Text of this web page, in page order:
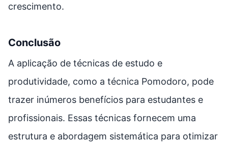
crescimento.
Conclusão
A aplicação de técnicas de estudo e
produtividade, como a técnica Pomodoro, pode
trazer inúmeros benefícios para estudantes e
profissionais. Essas técnicas fornecem uma
estrutura e abordagem sistemática para otimizar